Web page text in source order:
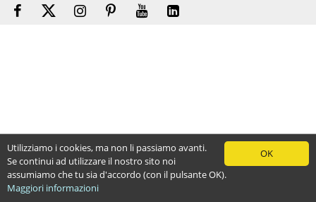
OK
Utilizziamo i cookies, ma non li passiamo avanti.
Se continui ad utilizzare il nostro sito noi
assumiamo che tu sia d'accordo (con il pulsante OK).
Maggiori informazioni